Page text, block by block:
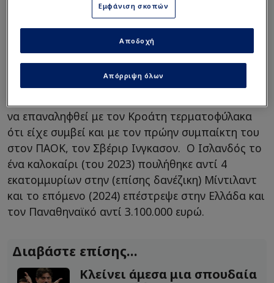
Ο Κοτάρσκι με 67 γκολ παθητικό σε συνολικά 49
συμμετοχές του στη κορυφαία ομάδα της Δανίας,
αμφισβητήθηκε πολύ στη διάρκεια μιας σεζόν
που όντως ... δοκιμάστηκε (έκανε χοντρές γκάφες,
να επαναληφθεί με τον Κροάτη τερματοφύλακα
ότι είχε συμβεί και με τον πρώην συμπαίκτη του
στον ΠΑΟΚ, τον Σβέριρ Ινγκασον. Ο Ισλανδός το
ένα καλοκαίρι (του 2023) πουλήθηκε αντί 4
εκατομμυρίων στην (επίσης δανέζικη) Μίντιλαντ
και το επόμενο (2024) επέστρεψε στην Ελλάδα και
τον Παναθηναϊκό αντί 3.100.000 ευρώ.
Διαβάστε επίσης...
Κλείνει άμεσα μια σπουδαία
Εμφάνιση σκοπών
Απόρριψη όλων
Αποδοχή